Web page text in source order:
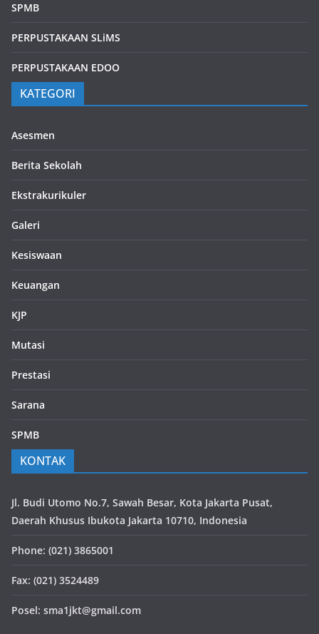
SPMB
PERPUSTAKAAN SLiMS
PERPUSTAKAAN EDOO
KATEGORI
Asesmen
Berita Sekolah
Ekstrakurikuler
Galeri
Kesiswaan
Keuangan
KJP
Mutasi
Prestasi
Sarana
SPMB
KONTAK
Jl. Budi Utomo No.7, Sawah Besar, Kota Jakarta Pusat,
Daerah Khusus Ibukota Jakarta 10710, Indonesia
Phone: (021) 3865001
Fax: (021) 3524489
Posel: sma1jkt@gmail.com